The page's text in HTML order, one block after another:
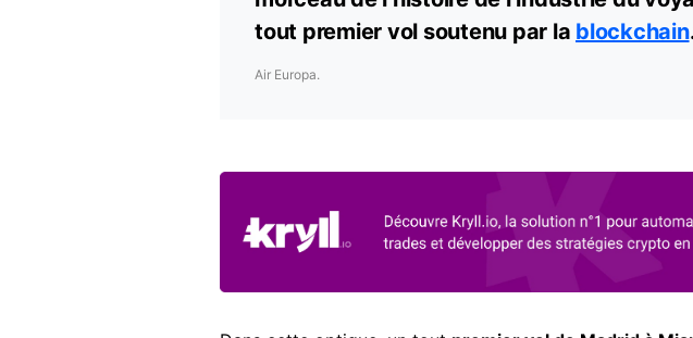
tout premier vol soutenu par la blockchain
Air Europa.